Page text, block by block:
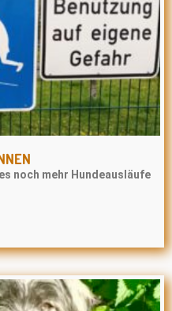
noch mehr Hundeausläufe